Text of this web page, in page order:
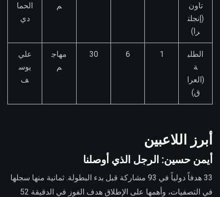
تاون
(إنجلت
را)
م
الحما
دي
الطلب
ة
(العرا
ق)
1
6
30
مهاج
م
علي
يوس
ف
أبرز اللاعبين
أيمن حسين: الرجل الذي أوصلنا
33 هدفاً دولياً في 93 مشاركة قبل بدء البطولة. ثمانية منها سجلها
في التصفيات، وأهمها على الإطلاق هدف الفوز في الدقيقة 52